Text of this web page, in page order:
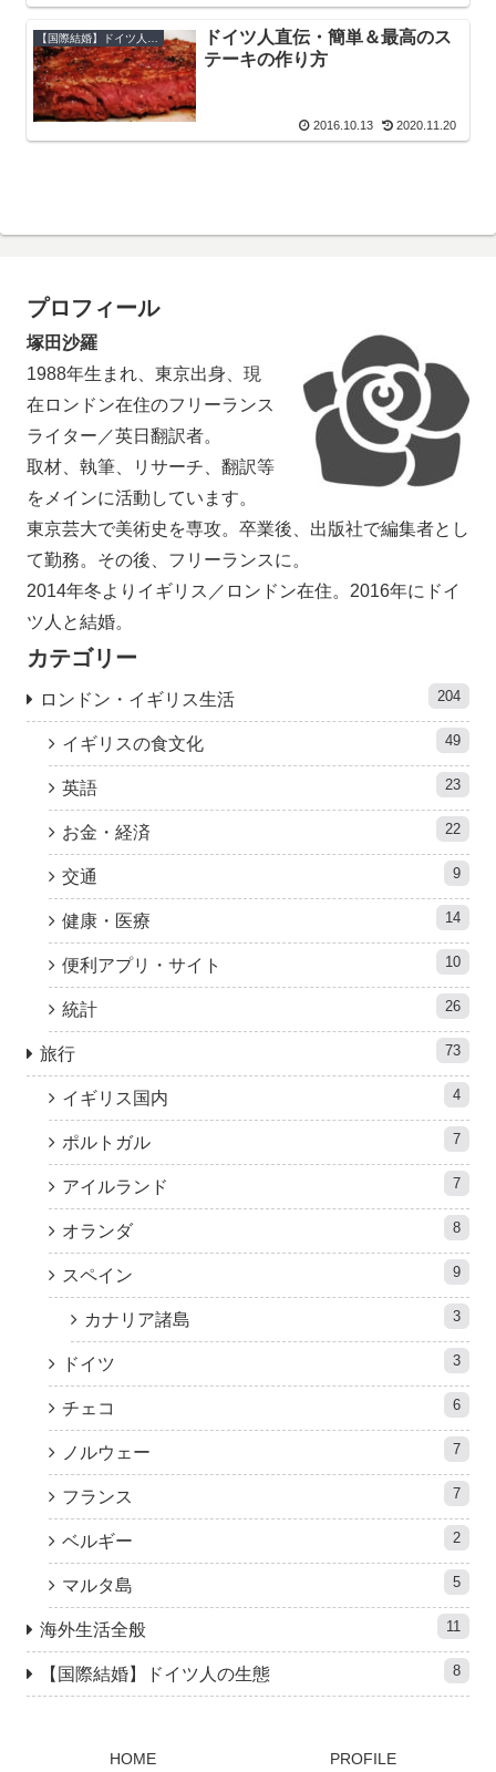
【国際結婚】ドイツ人の生態
ドイツ人直伝・簡単＆最高のス
テーキの作り方
2016.10.13 2020.11.20
プロフィール
塚田沙羅
1988年生まれ、東京出身、現
在ロンドン在住のフリーランス
ライター／英日翻訳者。
取材、執筆、リサーチ、翻訳等
をメインに活動しています。
東京芸大で美術史を専攻。卒業後、出版社で編集者とし
て勤務。その後、フリーランスに。
2014年冬よりイギリス／ロンドン在住。2016年にドイ
ツ人と結婚。
カテゴリー
ロンドン・イギリス生活 204
イギリスの食文化 49
英語 23
お金・経済 22
交通 9
健康・医療 14
便利アプリ・サイト 10
統計 26
旅行 73
イギリス国内 4
ポルトガル 7
アイルランド 7
オランダ 8
スペイン 9
カナリア諸島 3
ドイツ 3
チェコ 6
ノルウェー 7
フランス 7
ベルギー 2
マルタ島 5
海外生活全般 11
【国際結婚】ドイツ人の生態 8
HOME PROFILE